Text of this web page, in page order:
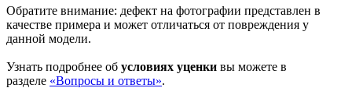
Обратите внимание: дефект на фотографии представлен в
качестве примера и может отличаться от повреждения у
данной модели.
Узнать подробнее об условиях уценки вы можете в
разделе «Вопросы и ответы».